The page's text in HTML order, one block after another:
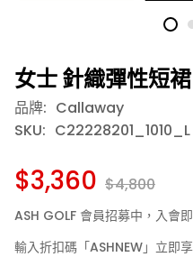
女士 針織彈性短裙
品牌: Callaway
SKU: C22228201_1010_L
$3,360 $4,800
ASH GOLF 會員招募中，入會
輸入折扣碼「ASHNEW」立即